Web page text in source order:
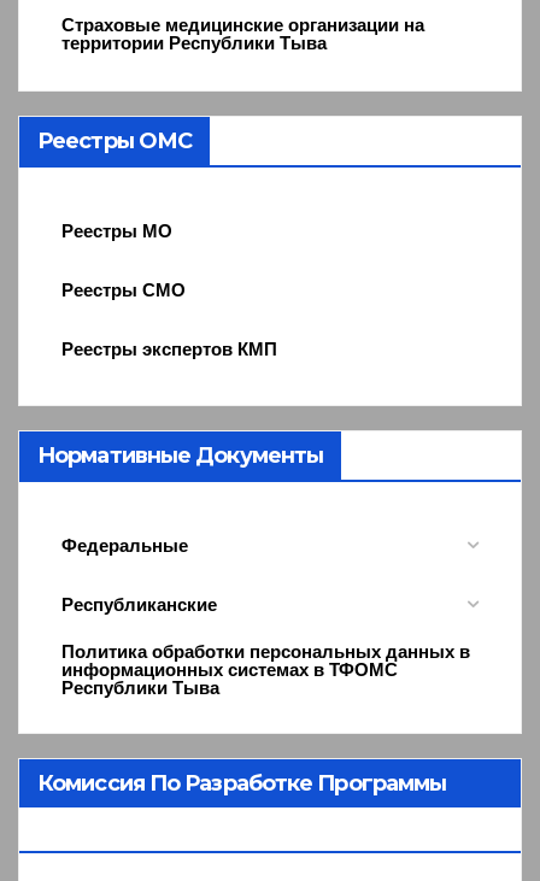
Страховые медицинские организации на
территории Республики Тыва
Реестры ОМС
Реестры МО
Реестры СМО
Реестры экспертов КМП
Нормативные Документы
Федеральные
Республиканские
Политика обработки персональных данных в
информационных системах в ТФОМС
Республики Тыва
Комиссия По Разработке Программы